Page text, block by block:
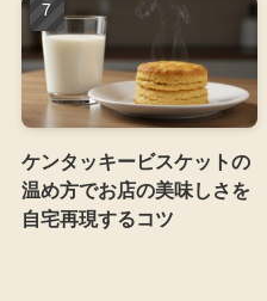
ケンタッキービスケットの
温め方でお店の美味しさを
自宅再現するコツ